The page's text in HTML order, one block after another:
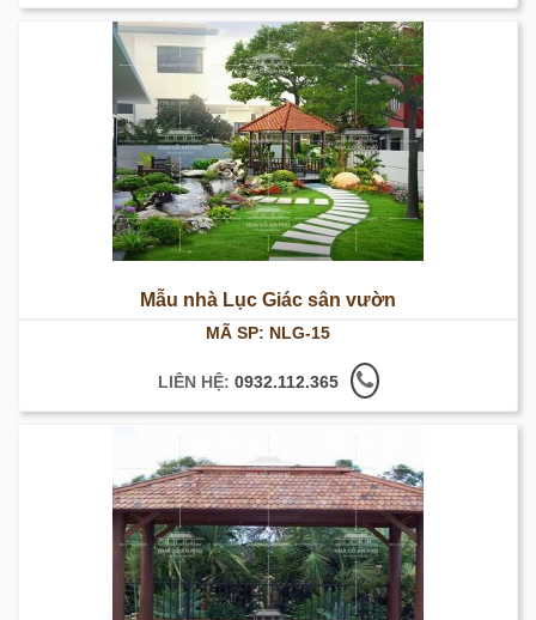
Mẫu nhà Lục Giác sân vườn
MÃ SP: NLG-15
LIÊN HỆ: 0932.112.365